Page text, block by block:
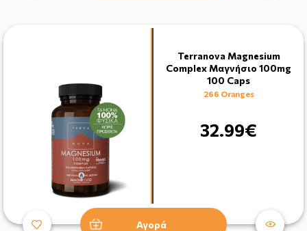
Terranova Magnesium
Complex Μαγνήσιο 100mg
100 Caps
266 Oranges
32.99€
Αγορά